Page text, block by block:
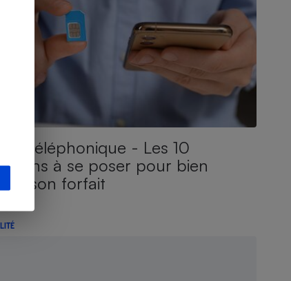
téléphonique - Les 10
à se poser pour bien
son forfait